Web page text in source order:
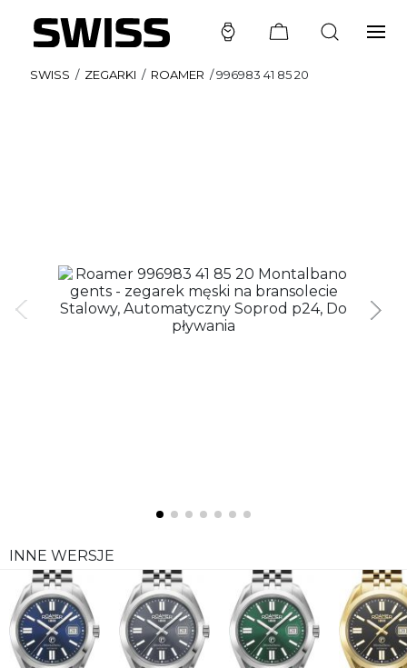
SWISS / ZEGARKI / ROAMER /996983 41 85 20
INNE WERSJE